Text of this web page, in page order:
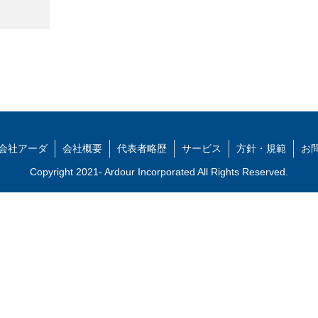
社アーダ 会社概要 代表者略歴 サービス 方針・規範 お
Copyright 2021- Ardour Incorporated All Rights Reserved.